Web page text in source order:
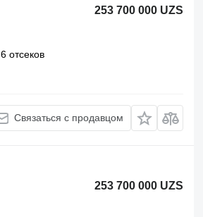
253 700 000 UZS
6 отсеков
Связаться с продавцом
253 700 000 UZS